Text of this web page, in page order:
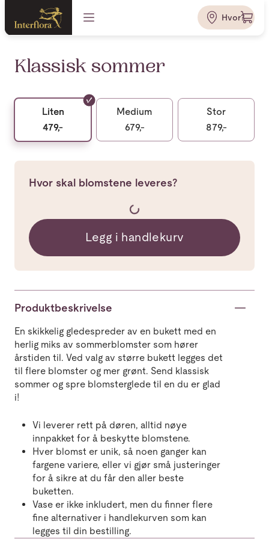
Hvor?
Klassisk sommer
Liten
479,-
Medium
679,-
Stor
879,-
Hvor skal blomstene leveres?
Legg i handlekurv
Produktbeskrivelse
En skikkelig gledespreder av en bukett med en
herlig miks av sommerblomster som hører
årstiden til. Ved valg av større bukett legges det
til flere blomster og mer grønt. Send klassisk
sommer og spre blomsterglede til en du er glad
i!
Vi leverer rett på døren, alltid nøye
innpakket for å beskytte blomstene.
Hver blomst er unik, så noen ganger kan
fargene variere, eller vi gjør små justeringer
for å sikre at du får den aller beste
buketten.
Vase er ikke inkludert, men du finner flere
fine alternativer i handlekurven som kan
legges til din bestilling.